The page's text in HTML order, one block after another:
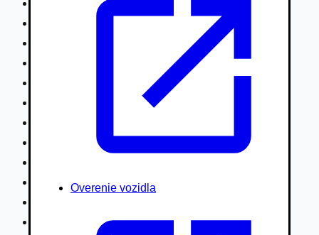
Overenie vozidla
Nákladné vozidlá nad 7,5t
Vodné/Snežné skútre, štvorkolky
Poľnohospodárske vozidlá / stroje
Hydraulické ruky autožeriavy
Špeciály/nosiče kontajnerov